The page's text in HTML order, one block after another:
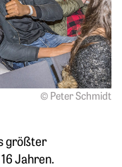
© Peter Schmidt
größter
Jahren.